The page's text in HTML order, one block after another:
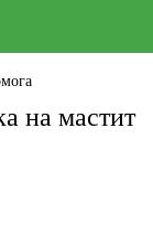
на мастит